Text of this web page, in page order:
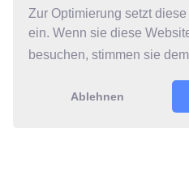
Zur Optimierung setzt
ein. Wenn sie diese
besuchen, stimmen sie
Ablehnen